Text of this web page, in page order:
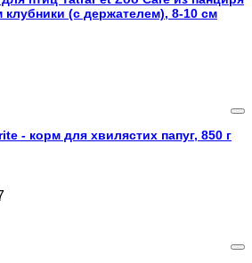
клубники (с держателем), 8-10 см
- корм для хвилястих папуг, 850 г